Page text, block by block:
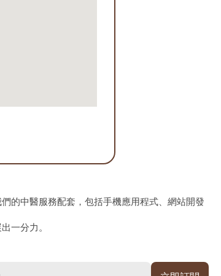
的中醫服務配套，包括手機應用程式、網站開發
一分力。